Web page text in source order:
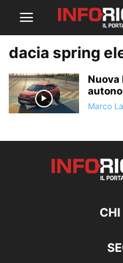
dacia spring
Nuova
Marco